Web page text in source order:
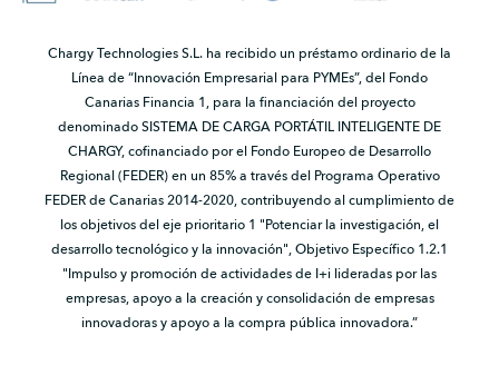
Chargy Technologies S.L. ha recibido un préstamo ordinario de la
Línea de “Innovación Empresarial para PYMEs”, del Fondo
Canarias Financia 1, para la financiación del proyecto
denominado SISTEMA DE CARGA PORTÁTIL INTELIGENTE DE
CHARGY, cofinanciado por el Fondo Europeo de Desarrollo
Regional (FEDER) en un 85% a través del Programa Operativo
FEDER de Canarias 2014-2020, contribuyendo al cumplimiento de
los objetivos del eje prioritario 1 "Potenciar la investigación, el
desarrollo tecnológico y la innovación", Objetivo Específico 1.2.1
"Impulso y promoción de actividades de I+i lideradas por las
empresas, apoyo a la creación y consolidación de empresas
innovadoras y apoyo a la compra pública innovadora.”